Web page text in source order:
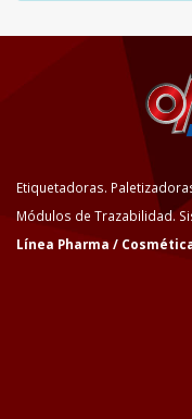
Etiquetadoras.
Módulos de Trazabilidad.
Línea Pharma /